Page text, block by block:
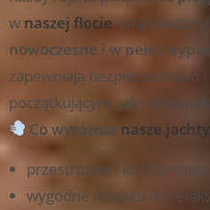
w naszej flocieznajdziesz
nowoczesne i w pełni
zapewniają bezpieczeństwo
początkującym, jak i
Co wyróżnia nasze jachty
przestronne i
wygodne miejsca do